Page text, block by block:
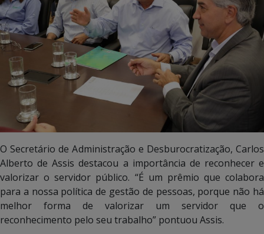
O Secretário de Administração e Desburocratização, Carlos
Alberto de Assis destacou a importância de reconhecer e
valorizar o servidor público. “É um prêmio que colabora
para a nossa política de gestão de pessoas, porque não há
melhor forma de valorizar um servidor que o
reconhecimento pelo seu trabalho” pontuou Assis.